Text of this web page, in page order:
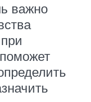
важно